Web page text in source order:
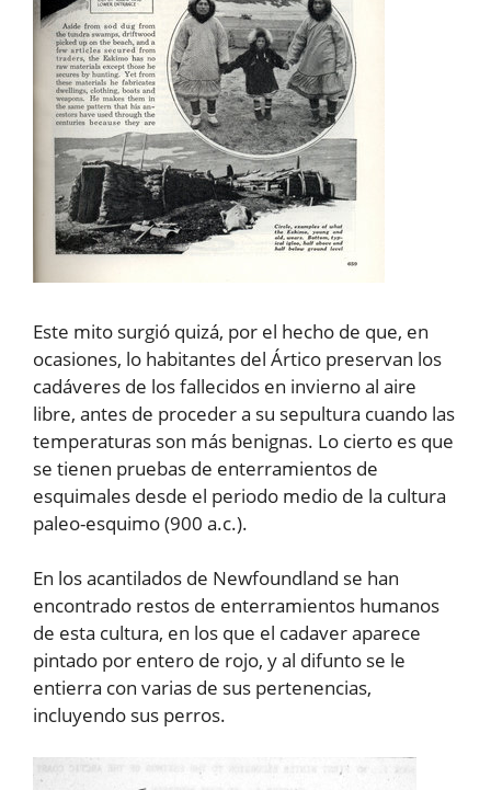
Este mito surgió quizá, por el hecho de que, en
ocasiones, lo habitantes del Ártico preservan los
cadáveres de los fallecidos en invierno al aire
libre, antes de proceder a su sepultura cuando las
temperaturas son más benignas. Lo cierto es que
se tienen pruebas de enterramientos de
esquimales desde el periodo medio de la cultura
paleo-esquimo (900 a.c.).
En los acantilados de Newfoundland se han
encontrado restos de enterramientos humanos
de esta cultura, en los que el cadaver aparece
pintado por entero de rojo, y al difunto se le
entierra con varias de sus pertenencias,
incluyendo sus perros.